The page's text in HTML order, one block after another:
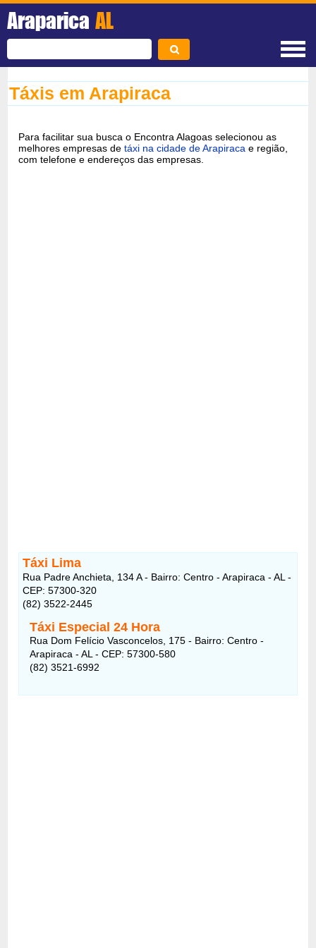
Araparica AL
Táxis em Arapiraca
Para facilitar sua busca o Encontra Alagoas selecionou as
melhores empresas detáxi na cidade de Arapiraca e região,
com telefone e endereços das empresas.
Táxi Lima
Rua Padre Anchieta, 134 A - Bairro: Centro - Arapiraca - AL -
CEP: 57300-320
(82) 3522-2445
Táxi Especial 24 Hora
Rua Dom Felício Vasconcelos, 175 - Bairro: Centro -
Arapiraca - AL - CEP: 57300-580
(82) 3521-6992